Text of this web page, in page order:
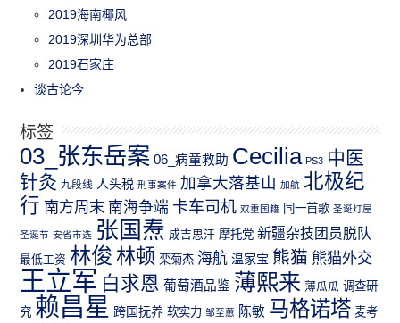
2019海南椰风
2019深圳华为总部
2019石家庄
谈古论今
标签
03_张东岳案 06_病童救助 Cecilia PS3 中医
针灸 九段线 人头税 刑事案件 加拿大落基山 加航 北极纪
行 南方周末 南海争端 卡车司机 双重国籍 同一首歌 圣诞灯屋
圣诞节 安省市选 张国焘 成吉思汗 摩托党 新疆杂技团员脱队
最低工资 林俊 林顿 栾菊杰 海航 温家宝 熊猫 熊猫外交
王立军 白求恩 葡萄酒品鉴 薄熙来 薄瓜瓜 调查研
究 赖昌星 跨国抚养 软实力 邹至蕙 陈敏 马格诺塔 麦考